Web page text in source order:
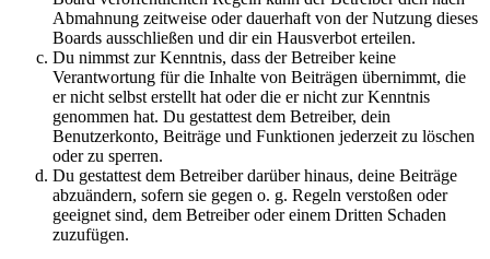
Abmahnung zeitweise oder dauerhaft von der Nutzung dieses
Boards ausschließen und dir ein Hausverbot erteilen.
Du nimmst zur Kenntnis, dass der Betreiber keine
Verantwortung für die Inhalte von Beiträgen übernimmt, die
er nicht selbst erstellt hat oder die er nicht zur Kenntnis
genommen hat. Du gestattest dem Betreiber, dein
Benutzerkonto, Beiträge und Funktionen jederzeit zu löschen
oder zu sperren.
Du gestattest dem Betreiber darüber hinaus, deine Beiträge
abzuändern, sofern sie gegen o. g. Regeln verstoßen oder
geeignet sind, dem Betreiber oder einem Dritten Schaden
zuzufügen.